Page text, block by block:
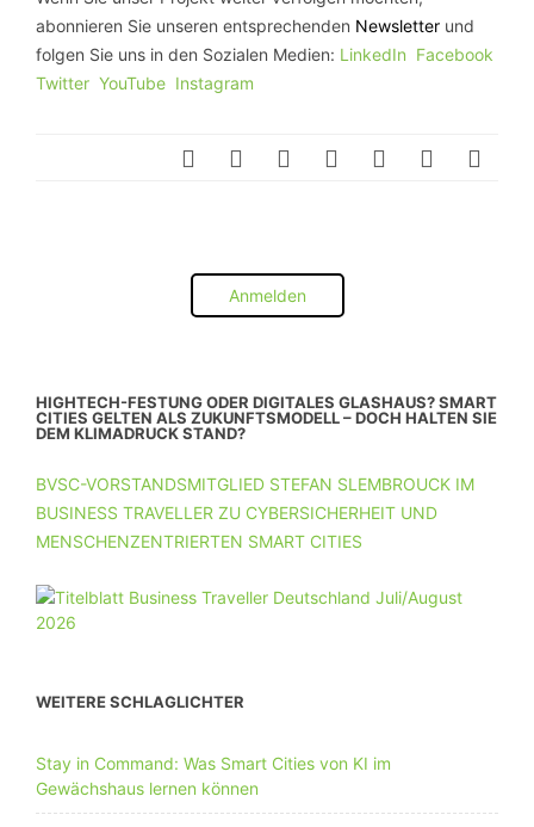
abonnieren Sie unseren entsprechenden Newsletter und
folgen Sie uns in den Sozialen Medien: LinkedIn Facebook
Twitter YouTube Instagram
Anmelden
HIGHTECH-FESTUNG ODER DIGITALES GLASHAUS? SMART
CITIES GELTEN ALS ZUKUNFTSMODELL – DOCH HALTEN SIE
DEM KLIMADRUCK STAND?
BVSC-VORSTANDSMITGLIED STEFAN SLEMBROUCK IM
BUSINESS TRAVELLER ZU CYBERSICHERHEIT UND
MENSCHENZENTRIERTEN SMART CITIES
WEITERE SCHLAGLICHTER
Stay in Command: Was Smart Cities von KI im
Gewächshaus lernen können